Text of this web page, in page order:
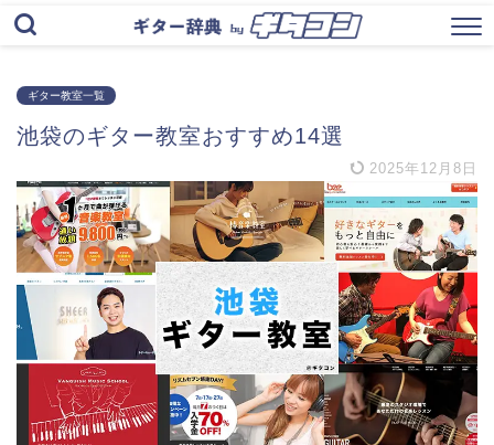
ギター教室一覧
池袋のギター教室おすすめ14選
2025年12月8日